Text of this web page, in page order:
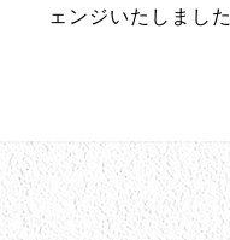
ェンジいたしました